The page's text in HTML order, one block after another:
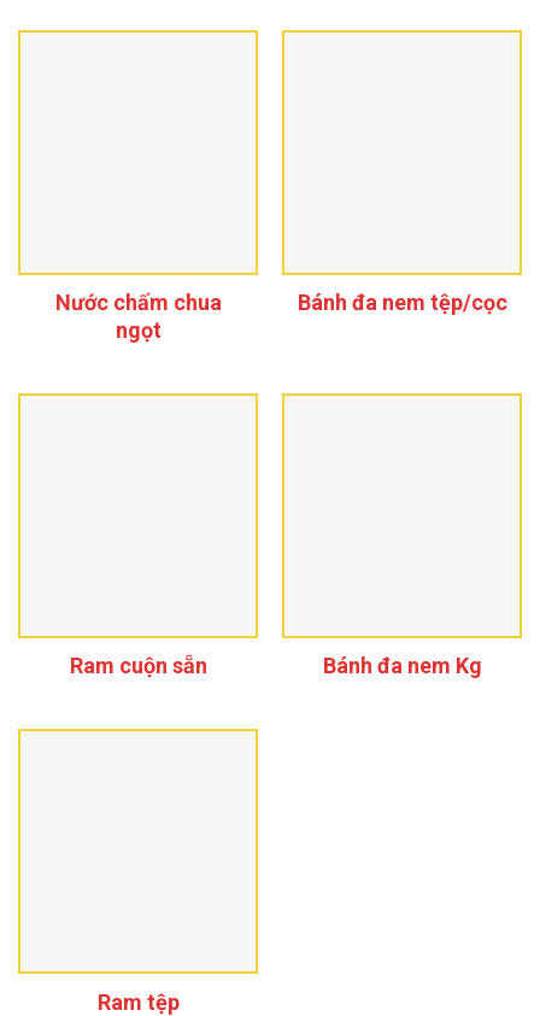
Nước chấm chua
ngọt
Bánh đa nem tệp/cọc
Ram cuộn sẵn Bánh đa nem Kg
Ram tệp